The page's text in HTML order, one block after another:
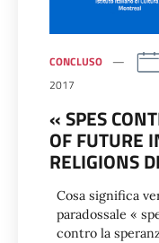
CONCLUSO
2017
« SPES
OF FUTURE
RELIGIONS
Cosa significa
paradossale «
contro la